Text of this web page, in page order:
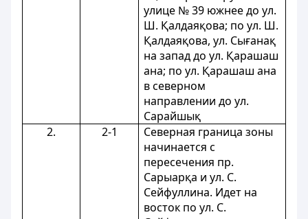
улице № 39 южнее до ул.
Ш. Қалдаяқова; по ул. Ш.
Қалдаяқова, ул. Сығанақ
на запад до ул. Қарашаш
ана; по ул. Қарашаш ана
в северном
направлении до ул.
Сарайшық
2.
2-1
Северная граница зоны
начинается с
пересечения пр.
Сарыарқа и ул. С.
Сейфуллина. Идет на
восток по ул. С.